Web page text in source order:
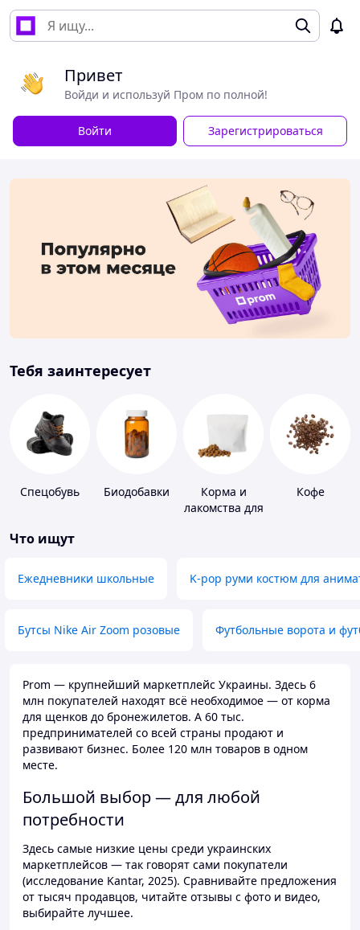
Привет
Войди и используй Пром по полной!
Войти Зарегистрироваться
Тебя заинтересует
Спецобувь Биодобавки
Корма и
лакомства для
Кофе
Что ищут
Ежедневники школьные K-pop руми костюм для
Бутсы Nike Air Zoom розовые Футбольные ворота и
Prom — крупнейший маркетплейс Украины. Здесь 6
млн покупателей находят всё необходимое — от корма
для щенков до бронежилетов. А 60 тыс.
предпринимателей со всей страны продают и
развивают бизнес. Более 120 млн товаров в одном
месте.
Большой выбор — для любой
потребности
Здесь самые низкие цены среди украинских
маркетплейсов — так говорят сами покупатели
(исследование Kantar, 2025). Сравнивайте предложения
от тысяч продавцов, читайте отзывы с фото и видео,
выбирайте лучшее.